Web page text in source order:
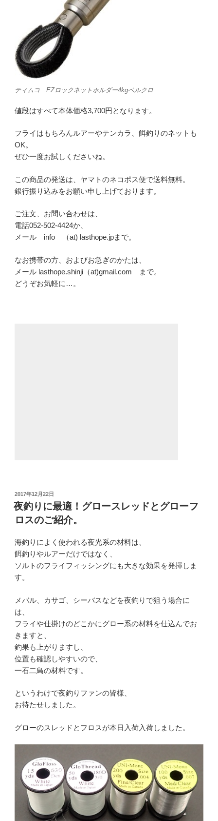
ティムコ EZロックネットホルダー4kgベルクロ
値段はすべて本体価格3,700円となります。
フライはもちろんルアーやテンカラ、餌釣りのネットも
OK。
ぜひ一度お試しくださいね。
この商品の発送は、ヤマトのネコポス便で送料無料。
銀行振り込みをお願い申し上げております。
ご注文、お問い合わせは、
電話052-502-4424か、
メール info （at) lasthope.jpまで。
なお携帯の方、およびお急ぎのかたは、
メール lasthope.shinji（at)gmail.com まで。
どうぞお気軽に…。
投
稿
日:
2017年12月22日
夜釣りに最適！グロースレッドとグローフ
ロスのご紹介。
海釣りによく使われる夜光系の材料は、
餌釣りやルアーだけではなく、
ソルトのフライフィッシングにも大きな効果を発揮しま
す。
メバル、カサゴ、シーバスなどを夜釣りで狙う場合に
は、
フライや仕掛けのどこかにグロー系の材料を仕込んでお
きますと、
釣果も上がりますし、
位置も確認しやすいので、
一石二鳥の材料です。
というわけで夜釣りファンの皆様、
お待たせしました。
グローのスレッドとフロスが本日入荷入荷しました。